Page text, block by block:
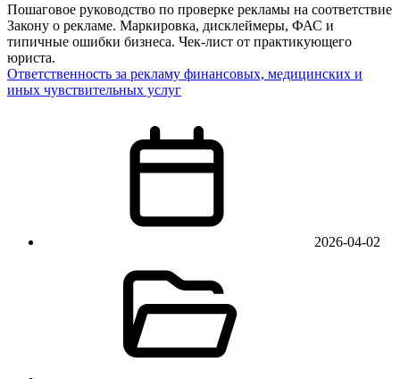
Пошаговое руководство по проверке рекламы на соответствие
Закону о рекламе. Маркировка, дисклеймеры, ФАС и
типичные ошибки бизнеса. Чек-лист от практикующего
юриста.
Ответственность за рекламу финансовых, медицинских и
иных чувствительных услуг
2026-04-02